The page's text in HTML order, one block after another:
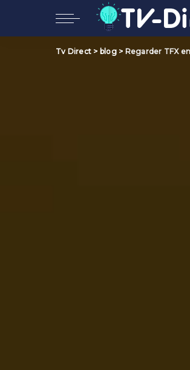
Tv Direct > blog> Regarder TFX